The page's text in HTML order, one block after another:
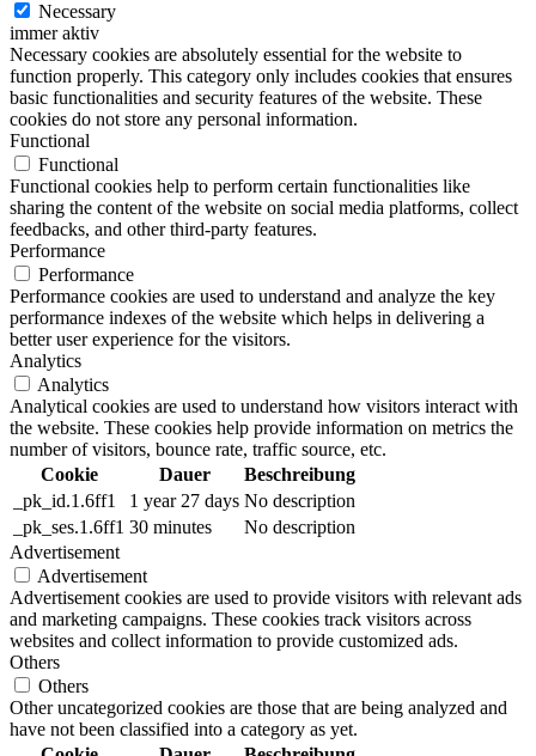
Necessary
immer aktiv
Necessary cookies are absolutely essential for the website to
function properly. This category only includes cookies that ensures
basic functionalities and security features of the website. These
cookies do not store any personal information.
Functional
Functional
Functional cookies help to perform certain functionalities like
sharing the content of the website on social media platforms, collect
feedbacks, and other third-party features.
Performance
Performance
Performance cookies are used to understand and analyze the key
performance indexes of the website which helps in delivering a
better user experience for the visitors.
Analytics
Analytics
Analytical cookies are used to understand how visitors interact with
the website. These cookies help provide information on metrics the
number of visitors, bounce rate, traffic source, etc.
Cookie
Dauer
Beschreibung
_pk_id.1.6ff1
1 year 27 days No description
_pk_ses.1.6ff1 30 minutes
No description
Advertisement
Advertisement
Advertisement cookies are used to provide visitors with relevant ads
and marketing campaigns. These cookies track visitors across
websites and collect information to provide customized ads.
Others
Others
Other uncategorized cookies are those that are being analyzed and
have not been classified into a category as yet.